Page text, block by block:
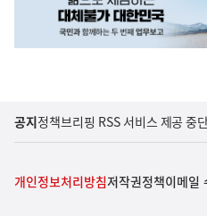
공지정책브리핑 RSS 서비스 제공 중
개인정보처리방침저작권정책이메일